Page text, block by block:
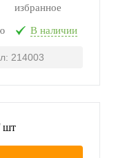
избранное
В наличии
214003
шт